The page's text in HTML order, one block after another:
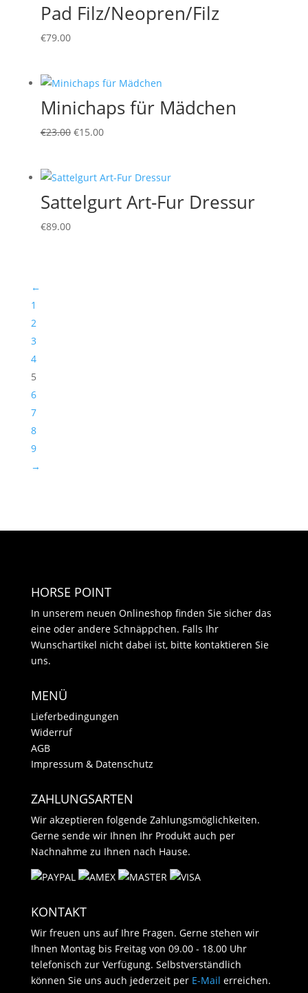
Pad Filz/Neopren/Filz
€79.00
Minichaps für Mädchen
€23.00 Ursprünglicher
€23.00
€15.00Aktueller
€15.00.
Sattelgurt Art-Fur Dressur
€89.00
←
1
2
3
4
5
6
7
8
9
→
HORSE POINT
In unserem neuen Onlineshop finden Sie sicher das
eine oder andere Schnäppchen. Falls Ihr
Wunschartikel nicht dabei ist, bitte kontaktieren Sie
uns.
MENÜ
Lieferbedingungen
Widerruf
AGB
Impressum & Datenschutz
ZAHLUNGSARTEN
Wir akzeptieren folgende Zahlungsmöglichkeiten.
Gerne sende wir Ihnen Ihr Produkt auch per
Nachnahme zu Ihnen nach Hause.
KONTAKT
Wir freuen uns auf Ihre Fragen. Gerne stehen wir
Ihnen Montag bis Freitag von 09.00 - 18.00 Uhr
telefonisch zur Verfügung. Selbstverständlich
können Sie uns auch jederzeit per E-Mail erreichen.